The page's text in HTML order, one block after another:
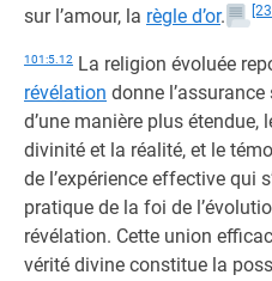
sur l’amour, la règle d’or.
101:5.12 La religion évoluée
révélation donne
d’une manière plus étendue,
divinité et la réalité, et le
de l’expérience effective qui
pratique de la foi de
révélation. Cette union
vérité divine constitue la